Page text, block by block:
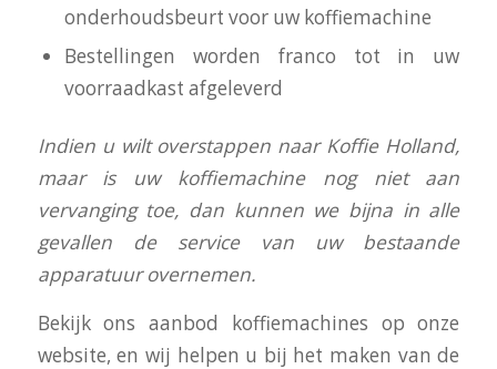
onderhoudsbeurt voor uw koffiemachine
Bestellingen worden franco tot in uw
voorraadkast afgeleverd
Indien u wilt overstappen naar Koffie Holland,
maar is uw koffiemachine nog niet aan
vervanging toe, dan kunnen we bijna in alle
gevallen de service van uw bestaande
apparatuur overnemen.
Bekijk ons aanbod koffiemachines op onze
website, en wij helpen u bij het maken van de